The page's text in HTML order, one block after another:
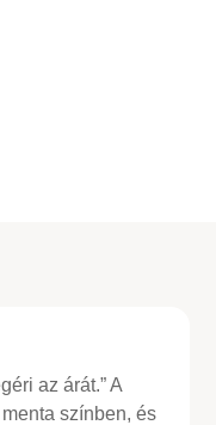
az árát.” A
színben, és